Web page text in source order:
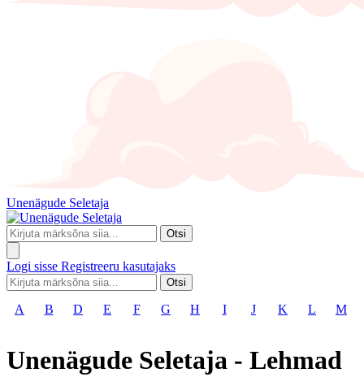
Unenägude Seletaja
Otsi
Logi sisse Registreeru kasutajaks
Otsi
A B D E F G H I J K L M
Unenägude Seletaja - Lehmad